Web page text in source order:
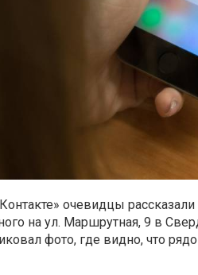
очевидцы
на ул. Маршрутная, 9 в
фото, где видно, что